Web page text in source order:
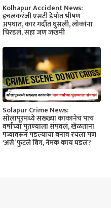
Kolhapur Accident News:
इचलकरंजी एसटी डेपोत भीषण
अपघात, कार गर्दीत घुसली, लोकांना
चिरडलं, सहा जण जखमी
Solapur Crime News:
सोलापूरमध्ये सख्ख्या काकानेच पाच
वर्षांच्या पुतण्याला संपवलं, खेळताना
पत्र्यावरून पडल्याचा बनाव रचला पण
‘असे’ फुटले बिंग, नेमकं काय घडलं?